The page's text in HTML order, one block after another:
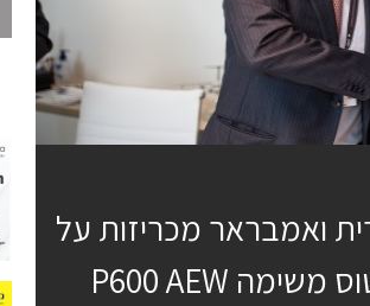
ואמבראר מכריזות על
שיתוף פעולה עסקי- משיקות מטוס משימה P600 AEW